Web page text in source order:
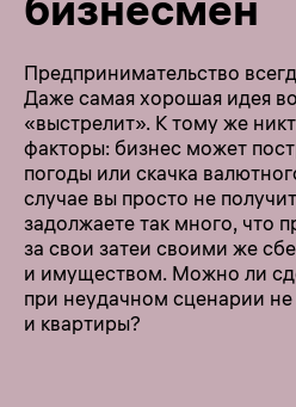
Предпринимательство
Даже самая хорошая идея
«выстрелит». К тому же
факторы: бизнес может
погоды или скачка
случае вы просто не
задолжаете так много, что
за свои затеи своими же
и имуществом. Можно ли
при неудачном сценарии не
и квартиры?